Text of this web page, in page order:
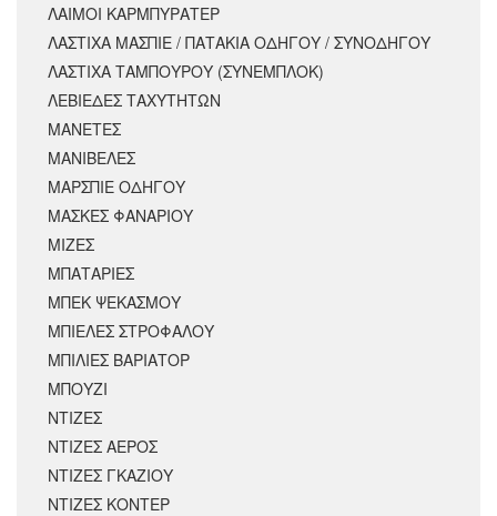
ΛΑΙΜΟΙ ΚΑΡΜΠΥΡΑΤΕΡ
ΛΑΣΤΙΧΑ ΜΑΣΠΙΕ / ΠΑΤΑΚΙΑ ΟΔΗΓΟΥ / ΣΥΝΟΔΗΓΟΥ
ΛΑΣΤΙΧΑ ΤΑΜΠΟΥΡΟΥ (ΣΥΝΕΜΠΛΟΚ)
ΛΕΒΙΕΔΕΣ ΤΑΧΥΤΗΤΩΝ
ΜΑΝΕΤΕΣ
ΜΑΝΙΒΕΛΕΣ
ΜΑΡΣΠΙΕ ΟΔΗΓΟΥ
ΜΑΣΚΕΣ ΦΑΝΑΡΙΟΥ
ΜΙΖΕΣ
ΜΠΑΤΑΡΙΕΣ
ΜΠΕΚ ΨΕΚΑΣΜΟΥ
ΜΠΙΕΛΕΣ ΣΤΡΟΦΑΛΟΥ
ΜΠΙΛΙΕΣ ΒΑΡΙΑΤΟΡ
ΜΠΟΥΖΙ
ΝΤΙΖΕΣ
ΝΤΙΖΕΣ ΑΕΡΟΣ
ΝΤΙΖΕΣ ΓΚΑΖΙΟΥ
ΝΤΙΖΕΣ ΚΟΝΤΕΡ